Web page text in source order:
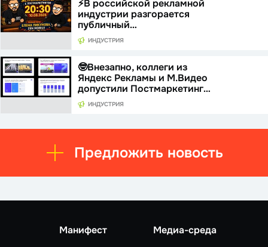
⚡️В российской рекламной
индустрии разгорается
публичный…
ИНДУСТРИЯ
🤓Внезапно, коллеги из
Яндекс Рекламы и М.Видео
допустили Постмаркетинг…
ИНДУСТРИЯ
Предложить новость
Манифест Медиа-среда